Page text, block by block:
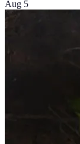
Aug 5